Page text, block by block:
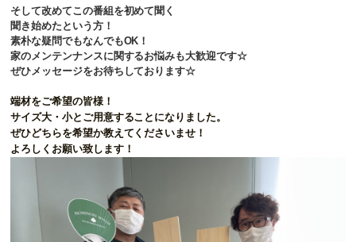
そして改めてこの番組を初めて聞く
聞き始めたという方！
素朴な疑問でもなんでもOK！
家のメンテンナンスに関するお悩みも大歓迎です☆
ぜひメッセージをお待ちしております☆
端材をご希望の皆様！
サイズ大・小とご用意することになりました。
ぜひどちらを希望か教えてくださいませ！
よろしくお願い致します！